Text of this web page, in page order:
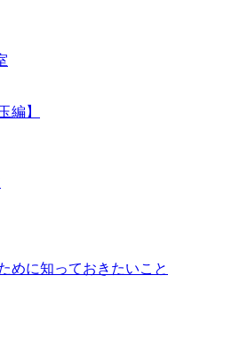
編】
めに知っておきたいこと